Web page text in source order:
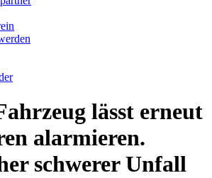
lässt erneut
alarmieren.
schwerer Unfall